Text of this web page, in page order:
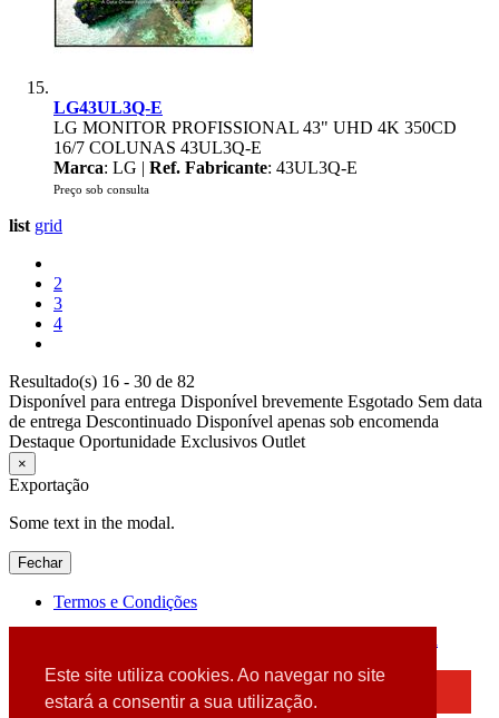
Este site utiliza cookies. Ao navegar no site
estará a consentir a sua utilização.
LG43UL3Q-E
LG MONITOR PROFISSIONAL 43" UHD 4K 350CD
16/7 COLUNAS 43UL3Q-E
Marca: LG | Ref. Fabricante: 43UL3Q-E
Preço sob consulta
list grid
2
3
4
Resultado(s) 16 - 30 de 82
Disponível para entrega Disponível brevemente Esgotado Sem data
de entrega Descontinuado Disponível apenas sob encomenda
Destaque Oportunidade Exclusivos Outlet
×
Exportação
Some text in the modal.
Fechar
Termos e Condições
Detectamos que está a usar um browser desatualizado